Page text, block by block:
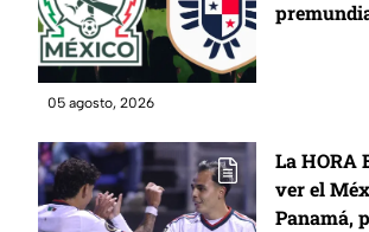
05 agosto, 2026
La HORA
ver el
Panamá,